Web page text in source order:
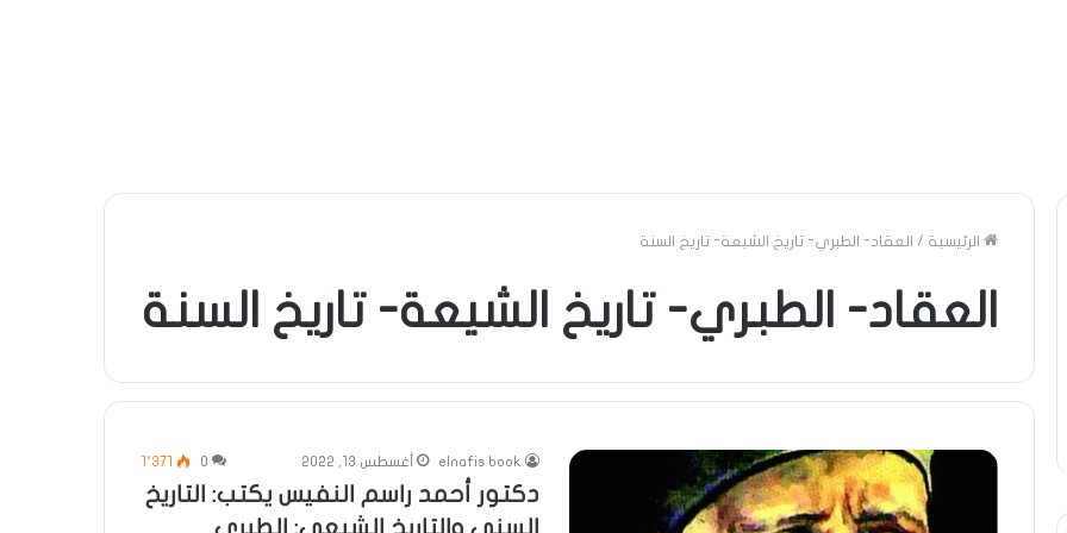
الرئيسية / العقاد- الطبري- تاريخ الشيعة- تاريخ السنة
العقاد- الطبري- تاريخ الشيعة- تاريخ السنة
elnafis book أغسطس 13, 2022 0 1٬371
دكتور أحمد راسم النفيس يكتب: التاريخ
السني والتاريخ الشيعي: الطبري